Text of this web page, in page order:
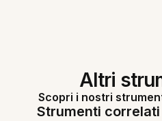
Altri
Scopri i nostri
Strumenti correlati